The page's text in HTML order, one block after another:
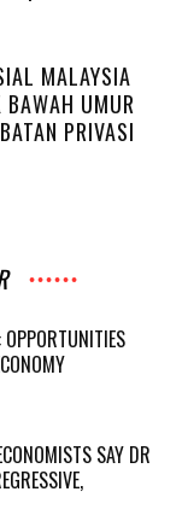
MALAYSIA
UMUR
PRIVASI
SAY DR